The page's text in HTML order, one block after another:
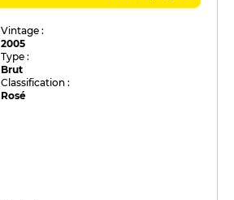
Vintage :
2005
Type :
Brut
Classification :
Rosé